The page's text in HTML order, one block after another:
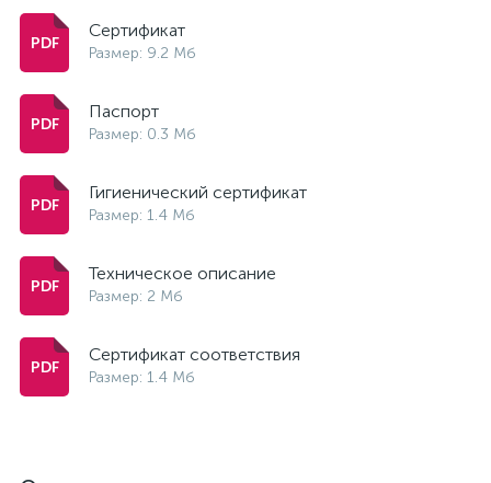
Сертификат
Размер: 9.2 Мб
Паспорт
Размер: 0.3 Мб
Гигиенический сертификат
Размер: 1.4 Мб
Техническое описание
Размер: 2 Мб
Сертификат соответствия
Размер: 1.4 Мб